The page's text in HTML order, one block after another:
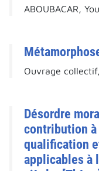
ABOUBACAR,
Ouvrage
Désordre
contribution
qualification
applicables à